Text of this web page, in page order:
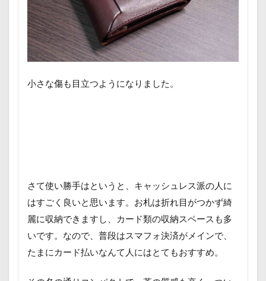
小さな傷も目立つようになりました。
さて使い勝手はというと、キャッシュレス派の人に
はすごく良いと思います。お札は折れ目がつかず綺
麗に収納できますし、カード類の収納スペースも多
いです。なので、普段はスマフォ決済がメインで、
たまにカード払いなんて人にはとてもおすすめ。